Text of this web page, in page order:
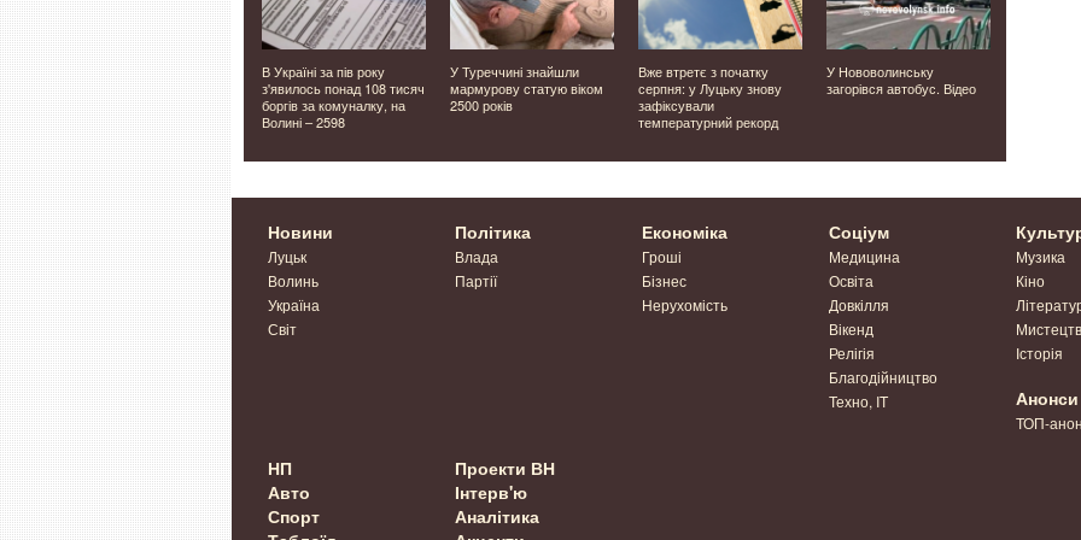
і Бета
на
На Волині провели в
останню дорогу Героя
Олександра Лавренчука
В Україні за пів року
з'явилось понад 108 тисяч
боргів за комуналку, на
Волині – 2598
У Туреччині знайшли
мармурову статую віком
2500 років
Вже втретє з початку
серпня: у Луцьку знову
зафіксували
температурний рекорд
У Нововолинську
загорівся автобус. Відео
Новини
Луцьк
Волинь
Україна
Світ
Політика
Влада
Партії
Економіка
Гроші
Бізнес
Нерухомість
Соціум
Медицина
Освіта
Довкілля
Вікенд
Релігія
Благодійництво
Техно, IT
Музика
Кіно
Історія
Анонси
ТОП-
НП
Авто
Спорт
Проекти ВН
Інтерв'ю
Аналітика